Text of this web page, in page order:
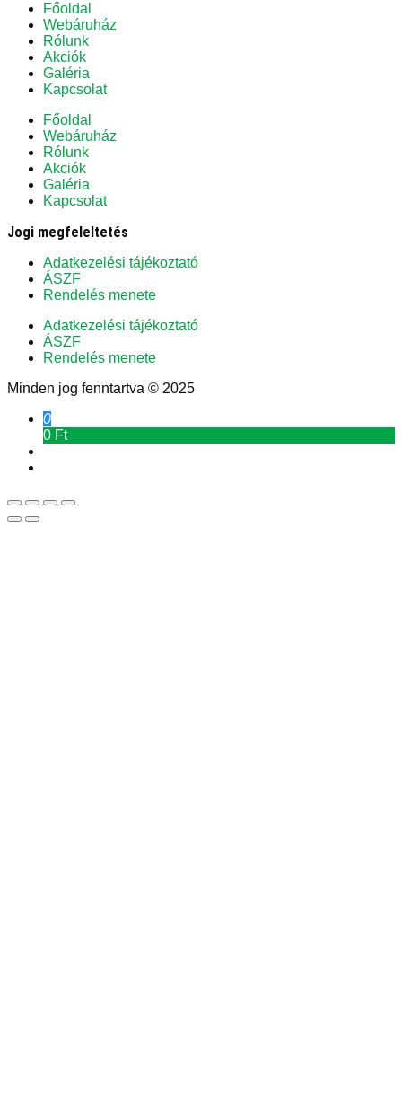
Főoldal
Webáruház
Rólunk
Akciók
Galéria
Kapcsolat
Főoldal
Webáruház
Rólunk
Akciók
Galéria
Kapcsolat
Jogi megfeleltetés
Adatkezelési tájékoztató
ÁSZF
Rendelés menete
Adatkezelési tájékoztató
ÁSZF
Rendelés menete
Minden jog fenntartva © 2025
0
0 Ft